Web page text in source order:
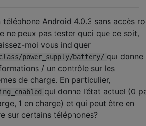
téléphone Android 4.0.3 sans accès
ne peux pas tester quoi que ce soit,
moi vous indiquer
power_supply/battery/ qui donne
/ un contrôle sur les
de charge. En particulier,
qui donne l’état actuel (0
1 en charge) et qui peut être en
sur certains téléphones?